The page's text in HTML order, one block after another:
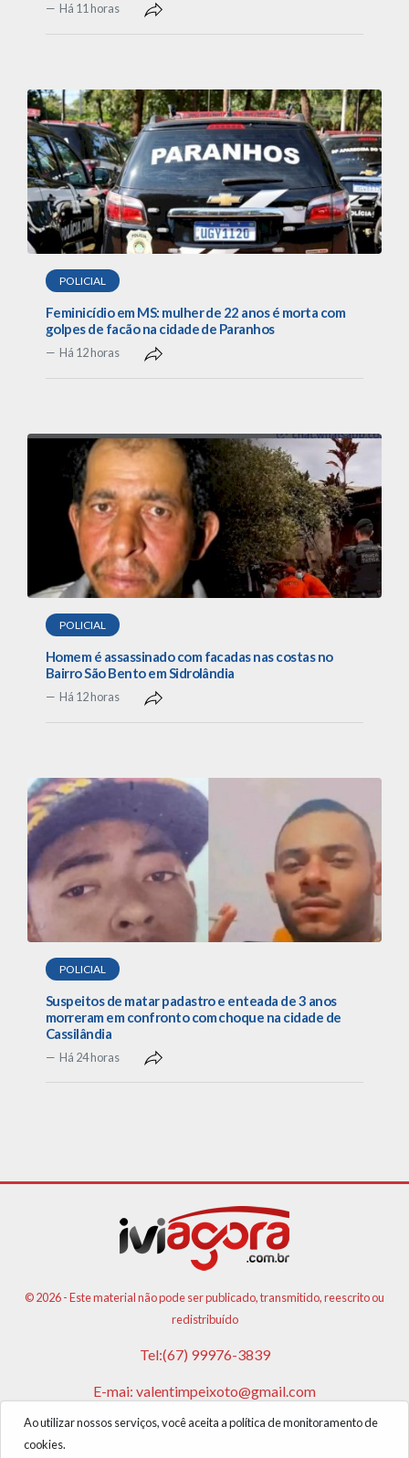
Há 11 horas
POLICIAL
Feminicídio em MS: mulher de 22 anos é morta com
golpes de facão na cidade de Paranhos
Há 12 horas
POLICIAL
Homem é assassinado com facadas nas costas no
Bairro São Bento em Sidrolândia
Há 12 horas
POLICIAL
Suspeitos de matar padastro e enteada de 3 anos
morreram em confronto com choque na cidade de
Cassilândia
Há 24 horas
Ao utilizar nossos serviços, você aceita a política de monitoramento de
cookies.
© 2026 - Este material não pode ser publicado, transmitido, reescrito ou
redistribuído
Tel:(67) 99976-3839
E-mai: valentimpeixoto@gmail.com
VPA AGENCIA DE PUBLICIDADES E NOTICIAS LTDA